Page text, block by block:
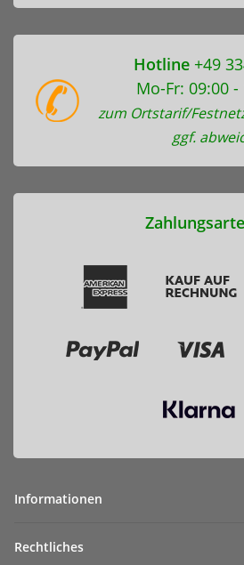
Hotline+49
Mo-Fr: 09:00
zum Ortstarif/
ggf.
Informationen
Rechtliches